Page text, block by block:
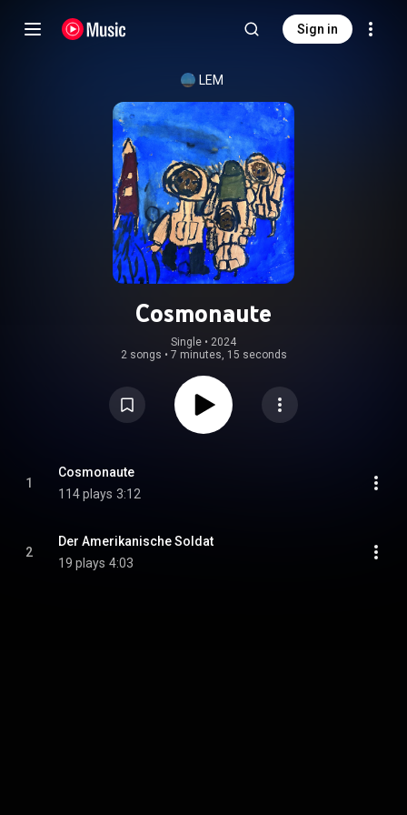
Sign in
LEM
Cosmonaute
Single • 2024
2 songs • 7 minutes, 15 seconds
1
Cosmonaute
114 plays 3:12
2
Der Amerikanische Soldat
19 plays 4:03